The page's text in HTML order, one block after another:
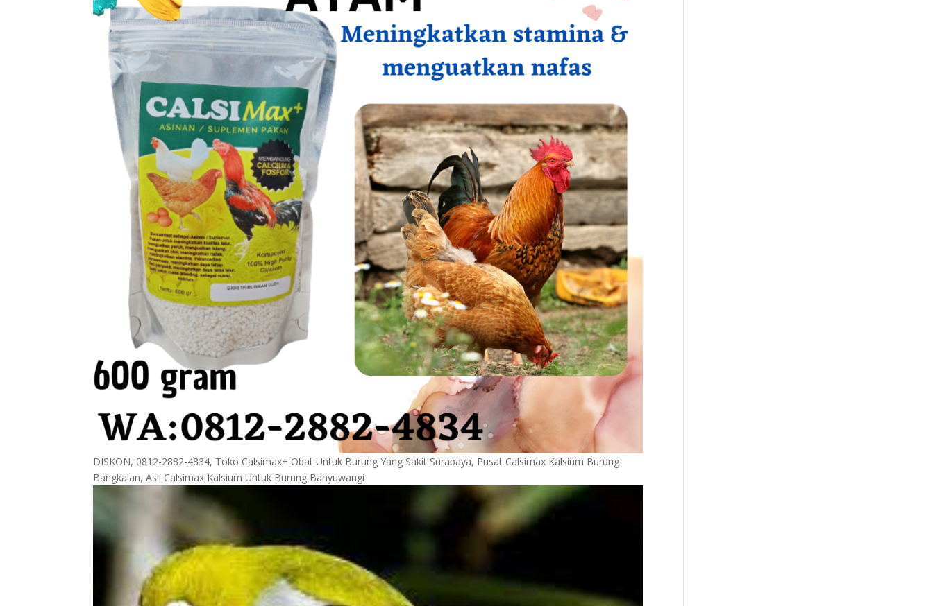
DISKON, 0812-2882-4834, Toko Calsimax+ Obat Untuk Burung Yang Sakit Surabaya, Pusat Calsimax Kalsium Burung
Bangkalan, Asli Calsimax Kalsium Untuk Burung Banyuwangi